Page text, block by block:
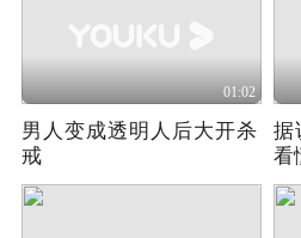
01:02
男人变成透明人后大开杀
戒
据
看